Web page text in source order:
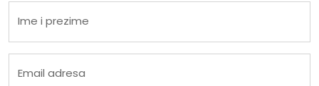
Ime i prezime
Email adresa